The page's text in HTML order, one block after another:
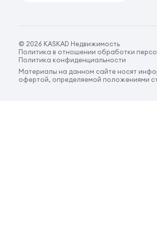
© 2026 KASKAD Недвижимость
Политика в отношении обработки
Политика конфиденциальности
Материалы на данном сайте носят
офертой, определяемой положениями